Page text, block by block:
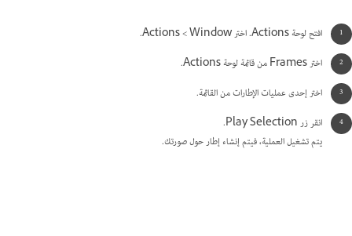
افتح لوحة Actions. اختر Window >‏ Actions.
اختر Frames من قائمة لوحة Actions.
اختر إحدى عمليات الإطارات من القائمة.
انقر زر Play Selection.
يتم تشغيل العملية، فيتم إنشاء إطار حول صورتك.